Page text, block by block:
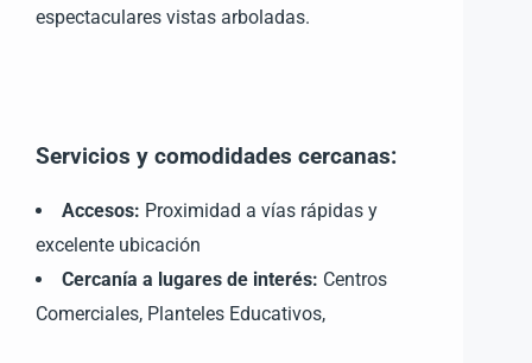
espectaculares vistas arboladas.
Servicios y comodidades cercanas:
Accesos: Proximidad a vías rápidas y
excelente ubicación
Cercanía a lugares de interés: Centros
Comerciales, Planteles Educativos,